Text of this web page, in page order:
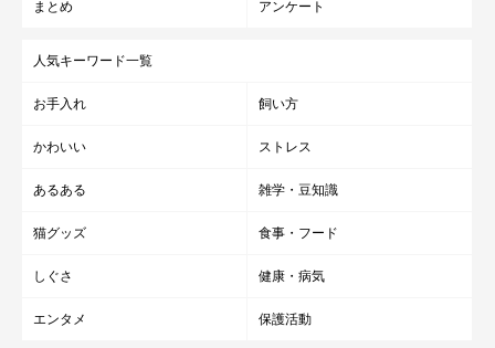
まとめ アンケート
人気キーワード一覧
お手入れ 飼い方
かわいい ストレス
あるある 雑学・豆知識
猫グッズ 食事・フード
しぐさ 健康・病気
エンタメ 保護活動